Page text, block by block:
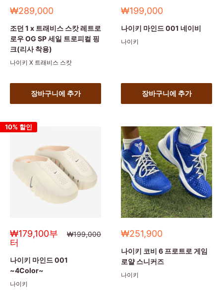
세
가
₩289,000
조던 1 x 트래비스 스캇 레트로
로우 OG SP 세일 트로피컬 핑
크(리사 착용)
나이키 X 트래비스 스캇
장바구니에 추가
세
가
₩199,000
나이키 마인드 001 네이비
나이키
장바구니에 추가
10% 할인
세
일
가
₩179,100부
터
정
₩199,000
나이키 마인드 001
~4Color~
나이키
세
가
₩251,900
나이키 코비 6 프로트로 게임
로얄 스니커즈
나이키